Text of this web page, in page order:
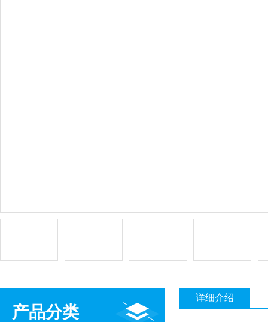
产品分类
详细介绍